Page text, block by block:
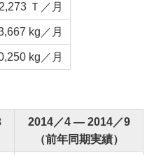
2,273 Ｔ／月
kg／月
kg／月
2014／4 ― 2014／9
（前年同期実績）